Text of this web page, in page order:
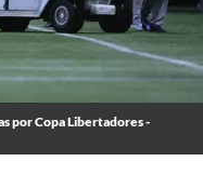
por Copa Libertadores -